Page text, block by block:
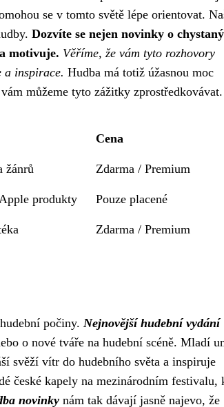
se v tomto světě lépe orientovat.
Dozvíte se nejen novinky o
motivuje. Věříme, že vám tyto rozhovory
a inspirace. Hudba má totiž úžasnou moc
můžeme tyto zážitky zprostředkovávat.
Cena
žánrů Zdarma / Premium
produkty Pouze placené
Zdarma / Premium
počiny. Nejnovější hudební vydání
o nové tváře na hudební scéně. Mladí
svěží vítr do hudebního světa a inspiruje
české kapely na mezinárodním festivalu,
novinky nám tak dávají jasně najevo, že